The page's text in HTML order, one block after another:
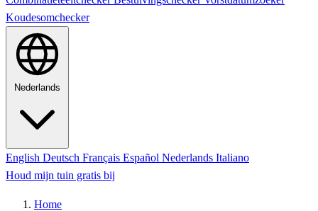
Koudesomchecker
Nederlands
English Deutsch Français Español Nederlands Italiano
Houd mijn tuin gratis bij
Home